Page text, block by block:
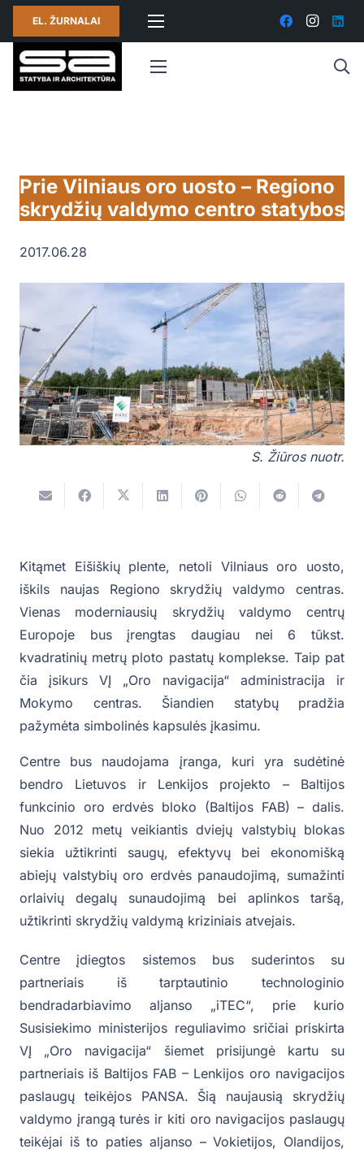
EL. ŽURNALAI
Prie Vilniaus oro uosto – Regiono
skrydžių valdymo centro statybos
2017.06.28
S. Žiūros nuotr.
Kitąmet Eišiškių plente, netoli Vilniaus oro uosto,
iškils naujas Regiono skrydžių valdymo centras.
Vienas moderniausių skrydžių valdymo centrų
Europoje bus įrengtas daugiau nei 6 tūkst.
kvadratinių metrų ploto pastatų komplekse. Taip pat
čia įsikurs VĮ „Oro navigacija“ administracija ir
Mokymo centras. Šiandien statybų pradžia
pažymėta simbolinės kapsulės įkasimu.
Centre bus naudojama įranga, kuri yra sudėtinė
bendro Lietuvos ir Lenkijos projekto – Baltijos
funkcinio oro erdvės bloko (Baltijos FAB) – dalis.
Nuo 2012 metų veikiantis dviejų valstybių blokas
siekia užtikrinti saugų, efektyvų bei ekonomišką
abiejų valstybių oro erdvės panaudojimą, sumažinti
orlaivių degalų sunaudojimą bei aplinkos taršą,
užtikrinti skrydžių valdymą kriziniais atvejais.
Centre įdiegtos sistemos bus suderintos su
partneriais iš tarptautinio technologinio
bendradarbiavimo aljanso „iTEC“, prie kurio
Susisiekimo ministerijos reguliavimo sričiai priskirta
VĮ „Oro navigacija“ šiemet prisijungė kartu su
partneriais iš Baltijos FAB – Lenkijos oro navigacijos
paslaugų teikėjos PANSA. Šią naujausią skrydžių
valdymo įrangą turės ir kiti oro navigacijos paslaugų
teikėjai iš to paties aljanso – Vokietijos, Olandijos,